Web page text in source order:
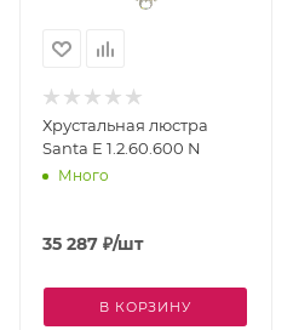
Хрустальная люстра
Santa E 1.2.60.600 N
Много
35 287 ₽/шт
В КОРЗИНУ